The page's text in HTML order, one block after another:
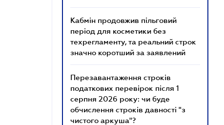
Кабмін продовжив пільговий
період для косметики без
техрегламенту, та реальний строк
значно коротший за заявлений
Перезавантаження строків
податкових перевірок після 1
серпня 2026 року: чи буде
обчислення строків давності "з
чистого аркуша"?